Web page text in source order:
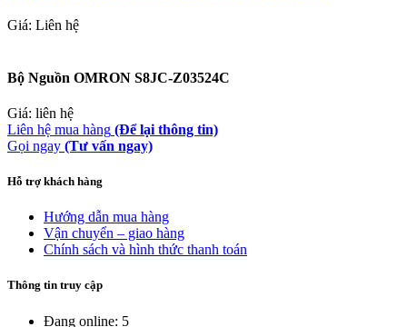
Giá: Liên hệ
Bộ Nguồn OMRON S8JC-Z03524C
Giá: liên hệ
Liên hệ mua hàng (Để lại thông tin)
Gọi ngay (Tư vấn ngay)
Hỗ trợ khách hàng
Hướng dẫn mua hàng
Vận chuyển – giao hàng
Chính sách và hình thức thanh toán
Thông tin truy cập
Đang online: 5